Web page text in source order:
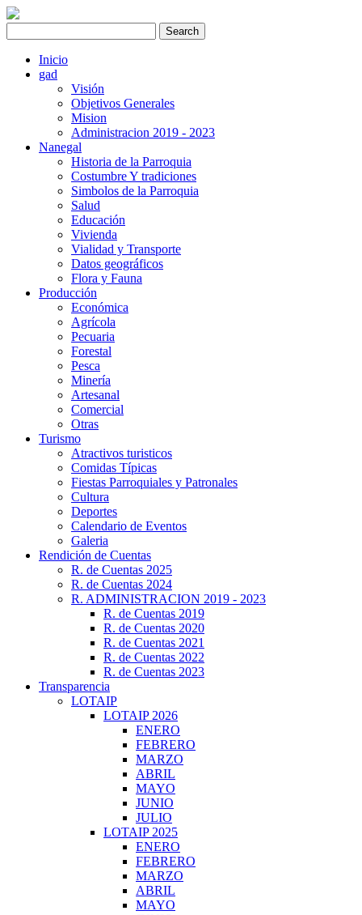
Inicio
gad
Visión
Objetivos Generales
Mision
Administracion 2019 - 2023
Nanegal
Historia de la Parroquia
Costumbre Y tradiciones
Simbolos de la Parroquia
Salud
Educación
Vivienda
Vialidad y Transporte
Datos geográficos
Flora y Fauna
Producción
Económica
Agrícola
Pecuaria
Forestal
Pesca
Minería
Artesanal
Comercial
Otras
Turismo
Atractivos turisticos
Comidas Típicas
Fiestas Parroquiales y Patronales
Cultura
Deportes
Calendario de Eventos
Galeria
Rendición de Cuentas
R. de Cuentas 2025
R. de Cuentas 2024
R. ADMINISTRACION 2019 - 2023
R. de Cuentas 2019
R. de Cuentas 2020
R. de Cuentas 2021
R. de Cuentas 2022
R. de Cuentas 2023
Transparencia
LOTAIP
LOTAIP 2026
ENERO
FEBRERO
MARZO
ABRIL
MAYO
JUNIO
JULIO
LOTAIP 2025
ENERO
FEBRERO
MARZO
ABRIL
MAYO